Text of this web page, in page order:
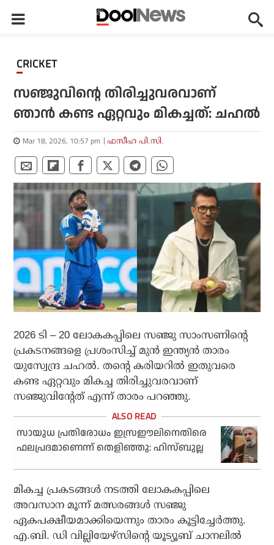
CRICKET
സഞ്ജുവിന്റെ തിരിച്ചുവരവാണ്
ഞാൻ കണ്ട ഏറ്റവും മികച്ചത്: ചഹൽ
Mar 18, 2026, 10:57 pm ഫസീഹ പി.സി.
2026 ടി – 20 ലോകകപ്പിലെ സഞ്ജു സാംസണിന്റെ
പ്രകടനങ്ങളെ പ്രശംസിച്ച് മുന്‍ ഇന്ത്യന്‍ താരം
യുസ്വേന്ദ്ര ചഹല്‍. തന്റെ കരിയറില്‍ ഇതുവരെ
കണ്ട ഏറ്റവും മികച്ച തിരിച്ചുവരവാണ്
സഞ്ജുവിന്റേത് എന്ന് താരം പറഞ്ഞു.
സായുധ പ്രതിരോധം ഇസ്രഈലിനെതിരെ
ഫലപ്രദമാണെന്ന് തെളിഞ്ഞു: ഹിസ്ബുല്ല
മികച്ച പ്രകടങ്ങള്‍ നടത്തി ലോകകപ്പിലെ
അവസാന മൂന്ന് മത്സരങ്ങള്‍ സഞ്ജു
ഏകപക്ഷീയമാക്കിയെന്നും താരം കൂട്ടിച്ചേര്‍ത്തു.
എ.ബി. ഡി വില്ലിയേഴ്‌സിന്റെ യൂട്യൂബ് ചാനലില്‍